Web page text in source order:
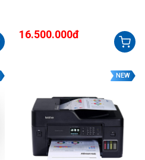
16.500.000đ
NEW